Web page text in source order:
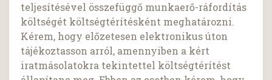
teljesítésével összefüggő munkaerő-ráfordítás
költségét költségtérítésként meghatározni.
Kérem, hogy előzetesen elektronikus úton
tájékoztasson arról, amennyiben a kért
iratmásolatokra tekintettel költségtérítést